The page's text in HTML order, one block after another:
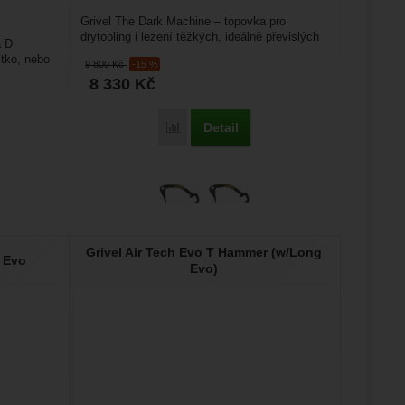
si
K1N screw lock' k porovnání
D
nebo
9 800Kč -15 %
8 330 Kč
Přidat 'Grivel The Dark Machine' k
Detail
Grivel The Dark Machine – topovka pro
drytooling i lezení těžkých, ideálně převislých
Grivel Air Tech Evo T Hammer (w/Long
Evo)